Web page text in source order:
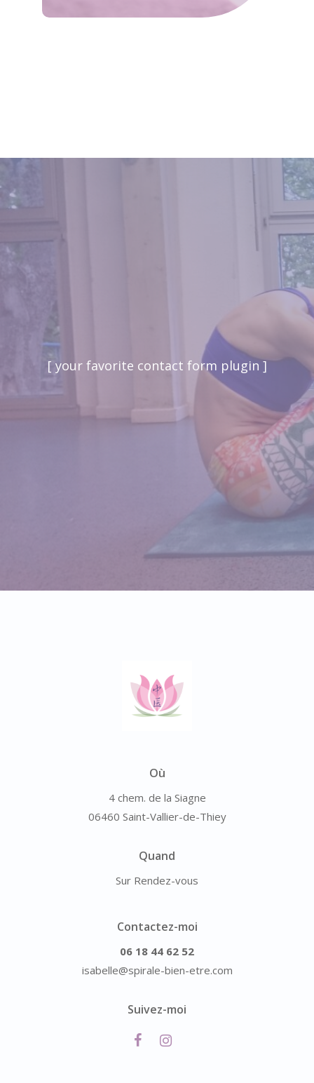
[ your favorite contact form plugin ]
Où
4 chem. de la Siagne
06460 Saint-Vallier-de-Thiey
Quand
Sur Rendez-vous
Contactez-moi
06 18 44 62 52
isabelle@spirale-bien-etre.com
Suivez-moi